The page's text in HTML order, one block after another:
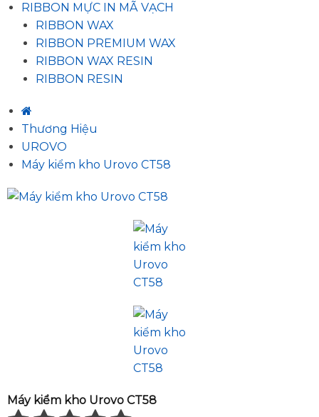
RIBBON MỰC IN MÃ VẠCH
RIBBON WAX
RIBBON PREMIUM WAX
RIBBON WAX RESIN
RIBBON RESIN
Thương Hiệu
UROVO
Máy kiểm kho Urovo CT58
Máy kiểm kho Urovo CT58